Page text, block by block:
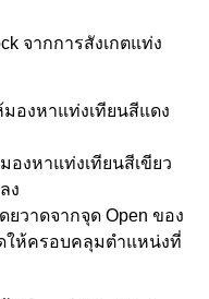
จากการสังเกตแท่ง
องหาแท่งเทียนสีแดง
องหาแท่งเทียนสีเขียว
ง
วาดจากจุด Open ของ
ให้ครอบคลุมตำแหน่งที่